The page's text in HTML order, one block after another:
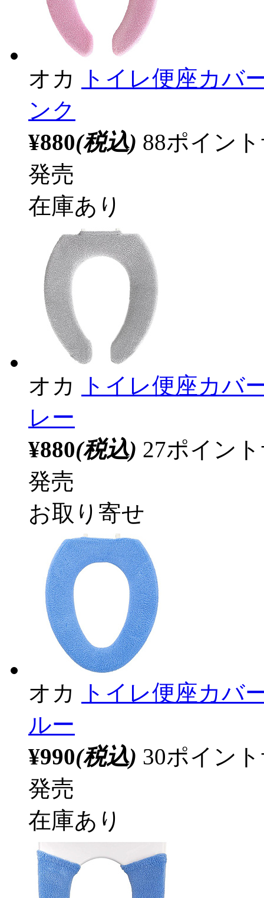
オカ
トイレ便座カバ
ンク
¥880(税込) 88ポイン
発売
在庫あり
オカ
トイレ便座カバ
レー
¥880(税込) 27ポイン
発売
お取り寄せ
オカ
トイレ便座カバ
ルー
¥990(税込) 30ポイン
発売
在庫あり